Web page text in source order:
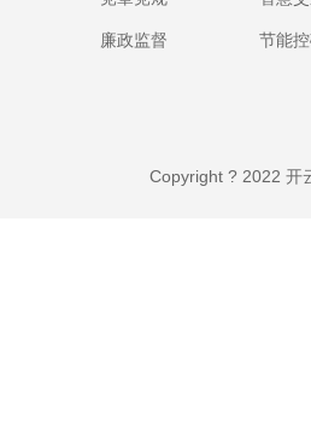
廉政监督 节能
Copyright ? 2022 开